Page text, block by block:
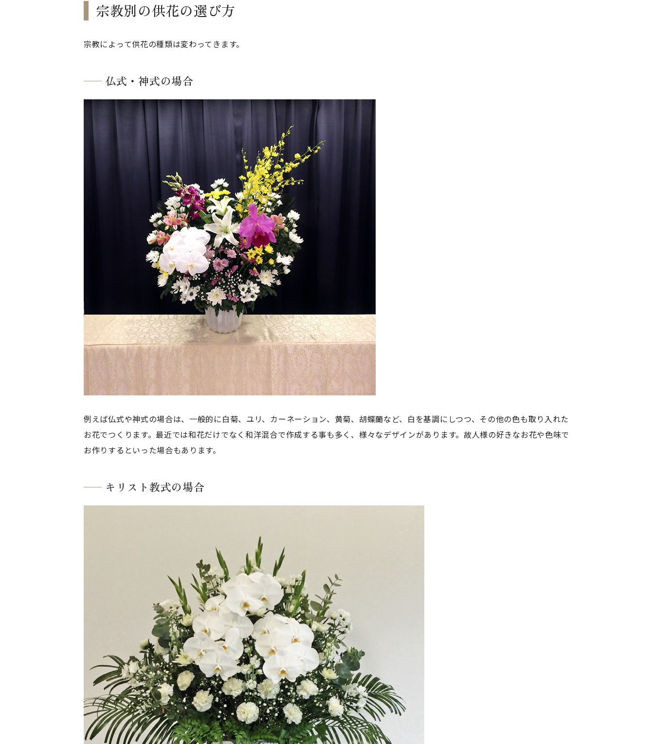
宗教別の供花の選び方
宗教によって供花の種類は変わってきます。
仏式・神式の場合
例えば仏式や神式の場合は、一般的に白菊、ユリ、カーネーション、黄菊、胡蝶蘭など、白を基調にしつつ、その他の色も取り入れた
お花でつくります。最近では和花だけでなく和洋混合で作成する事も多く、様々なデザインがあります。故人様の好きなお花や色味で
お作りするといった場合もあります。
キリスト教式の場合